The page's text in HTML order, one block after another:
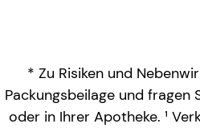
* Zu Risiken und
Packungsbeilage und fragen
oder in Ihrer Apotheke. ¹